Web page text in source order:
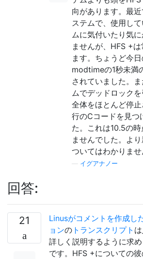
向があります。最
ステムで、使用し
ムに気付いたり気
ませんが、HFS +
ます。ちょうど今
modtimeの1秒未満
されていました。
ムでデッドロック
全体をほとんど停
行のCコードを見つ
た。これは10.5の
ませんでした。よ
ついてはわかりませ
イグアナノー
回答:
21
Linusがコメントを作成し
ョンの トランスクリプト
詳しく説明するように求
です。HFS +についての